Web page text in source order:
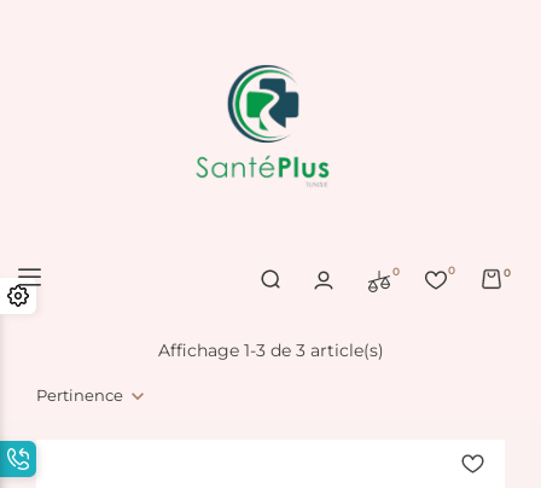
0 0 0
Pertinence
Affichage 1-3 de 3 article(s)